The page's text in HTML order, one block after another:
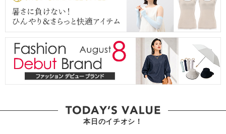
本日のイチオシ！